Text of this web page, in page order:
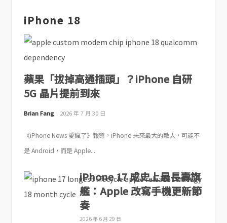
iPhone 18
蘋果「拔掉高通插頭」？iPhone 自研
5G 晶片提前到來
Brian Fang 2026 年 7 月 30 日
《iPhone News 愛瘋了》報導，iPhone 未來最大的敵人，可能不
是 Android，而是 Apple...
iPhone 17 成史上最長壽旗
艦：Apple 改寫手機更新節
奏
2026 年 6 月 29 日